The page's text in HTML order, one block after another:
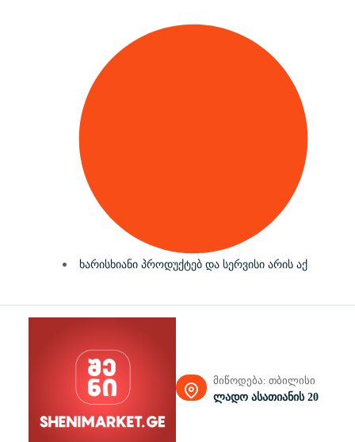
ხარისხიანი პროდუქტებ და სერვისი არის აქ
მიწოდება: თბილისი
ლადო ასათიანის 20